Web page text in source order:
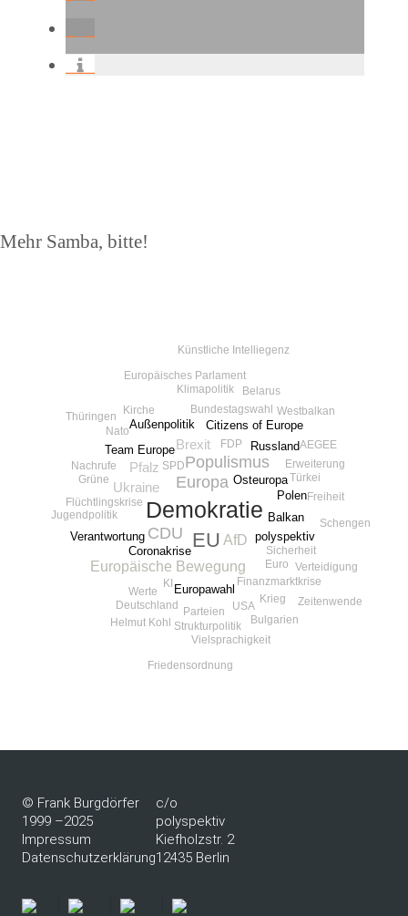
Nächster
Mehr Samba, bitte!
Demokratie
EU
Europa
CDU
Populismus
AfD
Europäische Bewegung
Ukraine
Brexit
Pfalz
Osteuropa
polyspektiv
Europawahl
Team Europe Russland
Balkan
Coronakrise
Außenpolitik Citizens of Europe
Polen
Verantwortung
FDP
Finanzmarktkrise
Flüchtlingskrise
Bundestagswahl
Werte
Euro
Krieg
Parteien
USA
Klimapolitik
Nachrufe SPD
Deutschland
Europäisches Parlament
Grüne
Helmut Kohl
Jugendpolitik
Kirche
Sicherheit
Strukturpolitik
Türkei
Vielsprachigkeit
AEGEE
Belarus
Bulgarien
Erweiterung
Freiheit
Friedensordnung
KI
Künstliche Intelliegenz
Nato
Schengen
Thüringen
Verteidigung
Westbalkan
Zeitenwende
© Frank Burgdörfer
1999 –2025
Impressum
Datenschutzerklärung
c/o
polyspektiv
Kiefholzstr. 2
12435 Berlin